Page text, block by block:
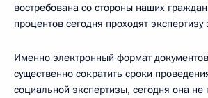
востребована со стороны наших
процентов сегодня проходят экспертизу
Именно электронный формат
существенно сократить сроки
социальной экспертизы, сегодня она